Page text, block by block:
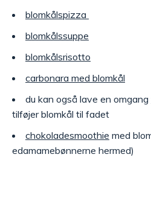
blomkålspizza
blomkålssuppe
blomkålsrisotto
carbonara med blomkål
du kan også lave en omgang
tilføjer blomkål til fadet
chokoladesmoothie med
edamamebønnerne hermed)